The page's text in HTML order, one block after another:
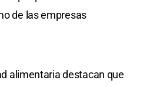
de las empresas
alimentaria destacan que